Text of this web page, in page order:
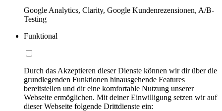
Google Analytics, Clarity, Google Kundenrezensionen, A/B-
Testing
Funktional
Durch das Akzeptieren dieser Dienste können wir dir über die
grundlegenden Funktionen hinausgehende Features
bereitstellen und dir eine komfortable Nutzung unserer
Webseite ermöglichen. Mit deiner Einwilligung setzen wir auf
dieser Webseite folgende Drittdienste ein: